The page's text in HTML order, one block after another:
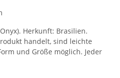
Herkunft: Brasilien.
handelt, sind leichte
und Größe möglich. Jeder